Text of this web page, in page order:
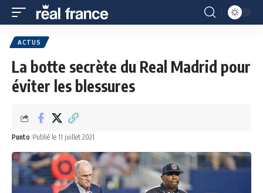
ACTUS
La botte secrète du Real Madrid pour
éviter les blessures
Punto Publié le 11 juillet 2021